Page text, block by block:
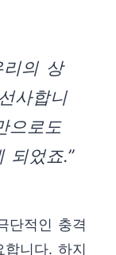
리의 상
사합니
으로도
되었죠.”
단적인 충격
니다. 하지